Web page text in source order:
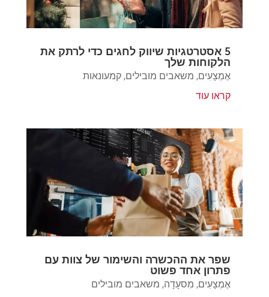
5 אסטרטגיות שיווק לחגים כדי לרתק את
הלקוחות שלך
אֶמְצָעִים, משאבים מובילים, קמעונאות
קראו עוד
שפר את ההכשרה והשימור של צוות עם
פתרון אחד פשוט
אֶמְצָעִים, מִסעָדָה, משאבים מובילים